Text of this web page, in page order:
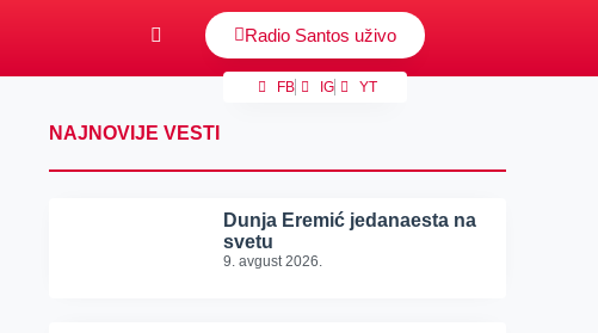
Radio Santos uživo
FB IG YT
NAJNOVIJE VESTI
Dunja Eremić jedanaesta na
svetu
9. avgust 2026.